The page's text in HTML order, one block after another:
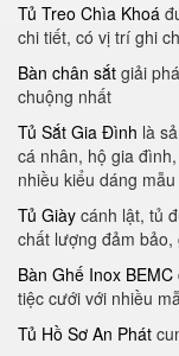
Tủ Treo Chìa Khoá
chi tiết, có vị trí ghi
Bàn chân sắt giải
chuộng nhất
Tủ Sắt Gia Đình là
cá nhân, hộ gia
nhiều kiểu dáng mẫu
Tủ Giày cánh lật, tủ
chất lượng đảm bảo,
Bàn Ghế Inox BEMC
tiệc cưới với nhiều
Tủ Hồ Sơ An Phát